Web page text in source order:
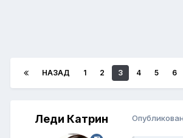
НАЗАД 1 2 3 4 5 6
Леди Катрин